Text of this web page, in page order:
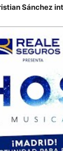
Sánchez